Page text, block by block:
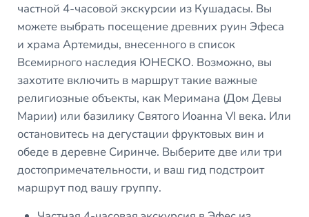
частной 4-часовой экскурсии из Кушадасы. Вы
можете выбрать посещение древних руин Эфеса
и храма Артемиды, внесенного в список
Всемирного наследия ЮНЕСКО. Возможно, вы
захотите включить в маршрут такие важные
религиозные объекты, как Меримана (Дом Девы
Марии) или базилику Святого Иоанна VI века. Или
остановитесь на дегустации фруктовых вин и
обеде в деревне Сиринче. Выберите две или три
достопримечательности, и ваш гид подстроит
маршрут под вашу группу.